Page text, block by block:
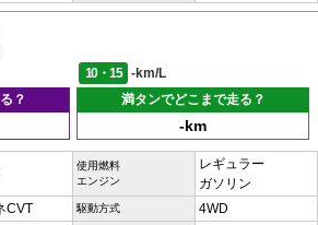
10・15
-km/L
？
満タンでどこまで走る？
-km
使用燃料
エンジン
レギュラー
ガソリン
CVT 駆動方式 4WD